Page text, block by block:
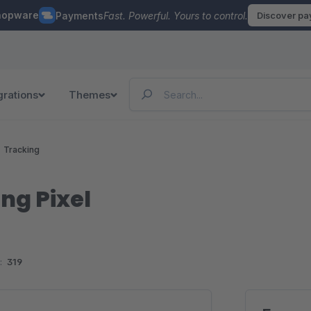
PaymentsFast. Powerful. Yours to control. Discover
Themes
Tracking
Pixel
319